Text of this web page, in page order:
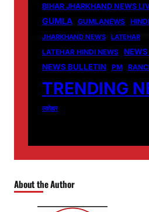
BIHAR JHARKHAND NEWS
GUMLA GUMLANEWS
JHARKHAND NEWS
LATEHAR
LATEHAR HINDI NEWS
NEWS BULLETIN PM
TRENDING
लातेहार
About the Author